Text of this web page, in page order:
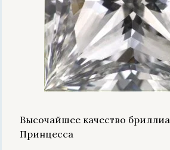
Высочайшее качество
Принцесса